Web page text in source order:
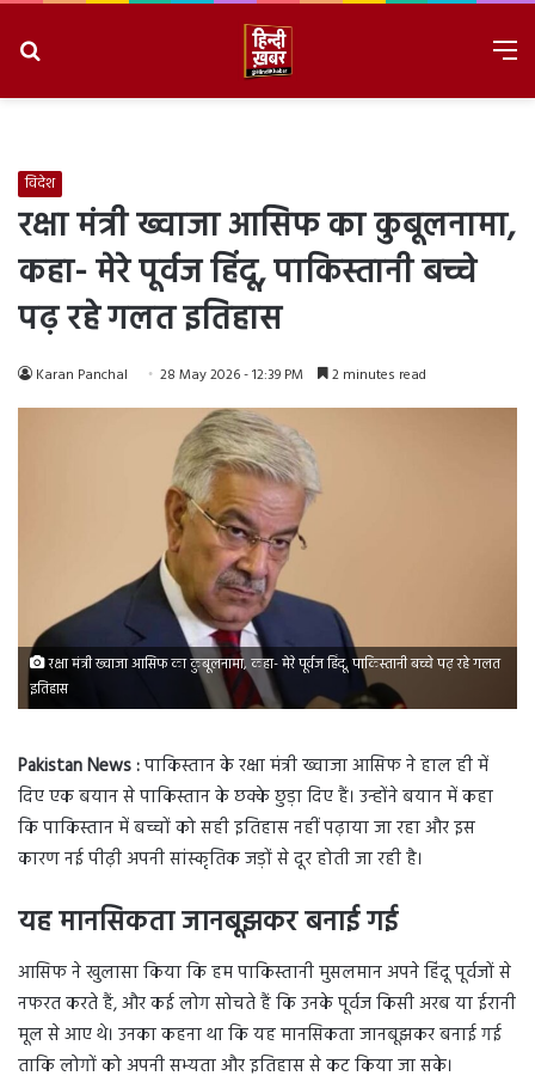
विदेश
रक्षा मंत्री ख्वाजा आसिफ का कुबूलनामा,
कहा- मेरे पूर्वज हिंदू, पाकिस्तानी बच्चे
पढ़ रहे गलत इतिहास
Karan Panchal 28 May 2026 - 12:39 PM 2 minutes read
रक्षा मंत्री ख्वाजा आसिफ का कुबूलनामा, कहा- मेरे पूर्वज हिंदू, पाकिस्तानी बच्चे पढ़ रहे गलत
इतिहास
Pakistan News :पाकिस्तान के रक्षा मंत्री ख्वाजा आसिफ ने हाल ही में
दिए एक बयान से पाकिस्तान के छक्के छुड़ा दिए हैं। उन्होंने बयान में कहा
कि पाकिस्तान में बच्चों को सही इतिहास नहीं पढ़ाया जा रहा और इस
कारण नई पीढ़ी अपनी सांस्कृतिक जड़ों से दूर होती जा रही है।
यह मानसिकता जानबूझकर बनाई गई
आसिफ ने खुलासा किया कि हम पाकिस्तानी मुसलमान अपने हिंदू पूर्वजों से
नफरत करते हैं, और कई लोग सोचते हैं कि उनके पूर्वज किसी अरब या ईरानी
मूल से आए थे। उनका कहना था कि यह मानसिकता जानबूझकर बनाई गई
ताकि लोगों को अपनी सभ्यता और इतिहास से कट किया जा सके।